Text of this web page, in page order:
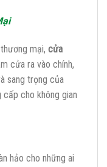
mại, cửa
cửa ra vào chính,
sang trọng của
cho không gian
hảo cho những ai